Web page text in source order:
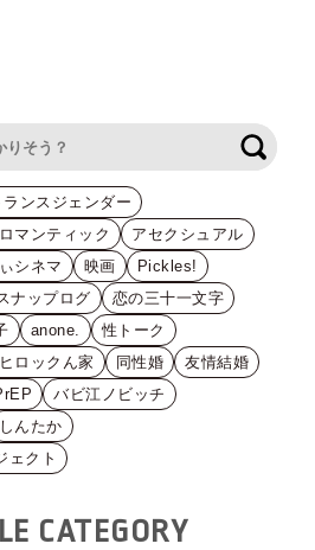
ランスジェンダー
マンティック
アセクシュアル
シネマ 映画
Pickles!
ナップログ
恋の三十一文字
anone.
性トーク
ロックん家 同性婚
友情結婚
バビ江ノビッチ
しんたか
ェクト
CATEGORY